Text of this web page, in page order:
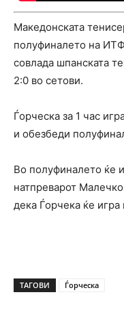
Македонската
полуфиналето на
совлада шпанската
2:0 во сетови.
Ѓорческа за 1 час
и обезбеди
Во полуфиналето ќе
натпреварот
дека Ѓорчека ќе
ТАГОВИ Ѓорческа